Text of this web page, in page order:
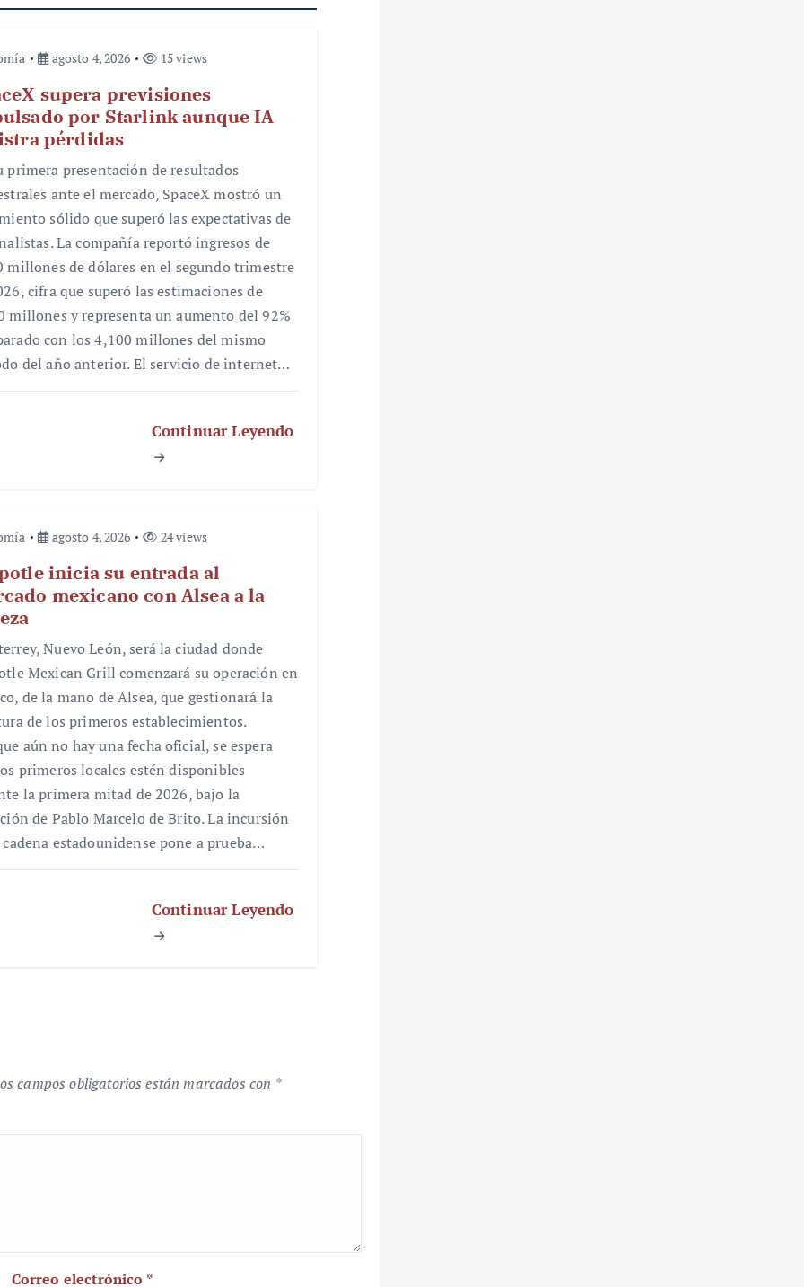
agosto 4, 2026 15 views
supera previsiones
por Starlink aunque IA
pérdidas
primera presentación de resultados
ante el mercado, SpaceX mostró un
sólido que superó las expectativas de
La compañía reportó ingresos de
millones de dólares en el segundo trimestre
cifra que superó las estimaciones de
millones y representa un aumento del 92%
con los 4,100 millones del mismo
del año anterior. El servicio de internet…
Continuar Leyendo
agosto 4, 2026 24 views
inicia su entrada al
mexicano con Alsea a la
Nuevo León, será la ciudad donde
Mexican Grill comenzará su operación en
de la mano de Alsea, que gestionará la
de los primeros establecimientos.
aún no hay una fecha oficial, se espera
primeros locales estén disponibles
la primera mitad de 2026, bajo la
de Pablo Marcelo de Brito. La incursión
cadena estadounidense pone a prueba…
Continuar Leyendo
campos obligatorios están marcados con *
Correo electrónico *